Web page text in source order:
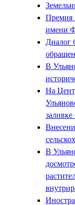
Премия
имени
Диалог
В
На
В